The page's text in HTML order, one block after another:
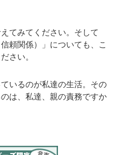
てみてください。そして
頼関係）」についても、こ
さい。
いるのが私達の生活。その
は、私達、親の責務ですか